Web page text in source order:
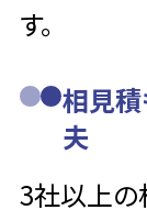
す。
相見
夫
3社以上の